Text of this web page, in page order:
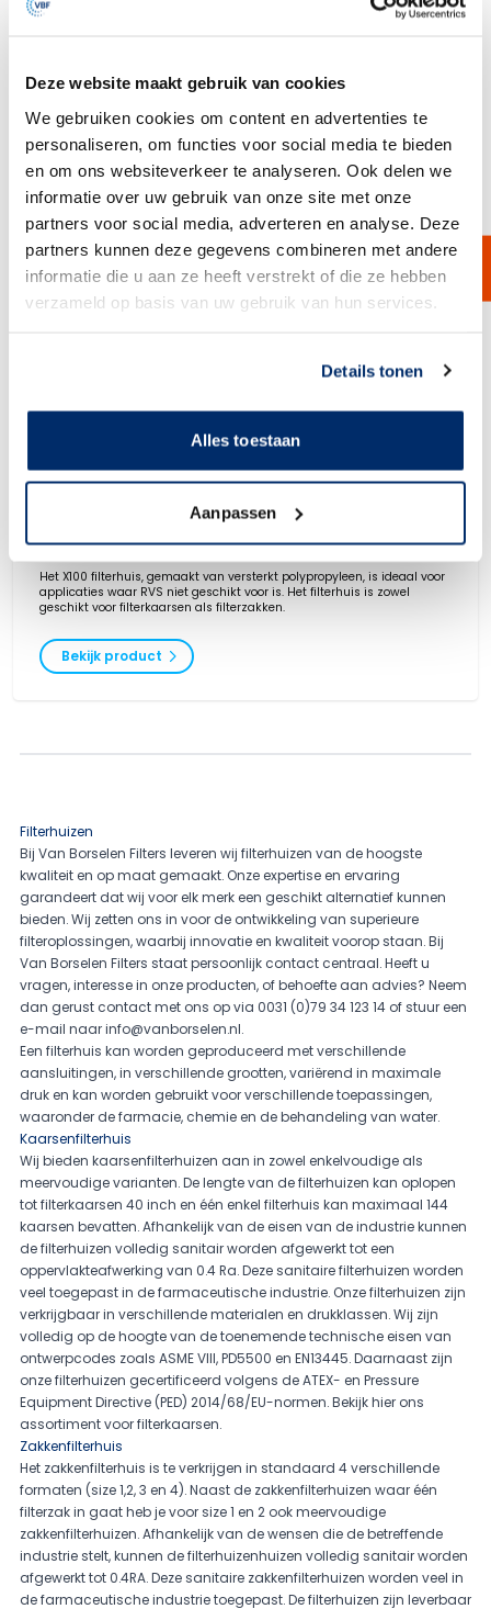
Deze website maakt gebruik van cookies
We gebruiken cookies om content en advertenties te
personaliseren, om functies voor social media te bieden
en om ons websiteverkeer te analyseren. Ook delen we
informatie over uw gebruik van onze site met onze
partners voor social media, adverteren en analyse. Deze
partners kunnen deze gegevens combineren met andere
informatie die u aan ze heeft verstrekt of die ze hebben
verzameld op basis van uw gebruik van hun services.
Details tonen
Alles toestaan
Aanpassen
X100 Filterhuis
Het X100 filterhuis, gemaakt van versterkt polypropyleen, is ideaal voor
applicaties waar RVS niet geschikt voor is. Het filterhuis is zowel
geschikt voor filterkaarsen als filterzakken.
Bekijk product
Filterhuizen
Bij Van Borselen Filters leveren wij filterhuizen van de hoogste
kwaliteit en op maat gemaakt. Onze expertise en ervaring
garandeert dat wij voor elk merk een geschikt alternatief kunnen
bieden. Wij zetten ons in voor de ontwikkeling van superieure
filteroplossingen, waarbij innovatie en kwaliteit voorop staan. Bij
Van Borselen Filters staat persoonlijk contact centraal. Heeft u
vragen, interesse in onze producten, of behoefte aan advies? Neem
dan gerust contact met ons op via 0031 (0)79 34 123 14 of stuur een
e-mail naarinfo@vanborselen.nl.
Een filterhuis kan worden geproduceerd met verschillende
aansluitingen, in verschillende grootten, variërend in maximale
druk en kan worden gebruikt voor verschillende toepassingen,
waaronder de farmacie, chemie en de behandeling van water.
Kaarsenfilterhuis
Wij bieden kaarsenfilterhuizen aan in zowel enkelvoudige als
meervoudige varianten. De lengte van de filterhuizen kan oplopen
tot filterkaarsen 40 inch en één enkel filterhuis kan maximaal 144
kaarsen bevatten. Afhankelijk van de eisen van de industrie kunnen
de filterhuizen volledig sanitair worden afgewerkt tot een
oppervlakteafwerking van 0.4 Ra. Deze sanitaire filterhuizen worden
veel toegepast in de farmaceutische industrie. Onze filterhuizen zijn
verkrijgbaar in verschillende materialen en drukklassen. Wij zijn
volledig op de hoogte van de toenemende technische eisen van
ontwerpcodes zoals ASME VIII, PD5500 en EN13445. Daarnaast zijn
onze filterhuizen gecertificeerd volgens de ATEX- en Pressure
Equipment Directive (PED) 2014/68/EU-normen. Bekijk hier ons
assortiment voorfilterkaarsen.
Zakkenfilterhuis
Het zakkenfilterhuis is te verkrijgen in standaard 4 verschillende
formaten (size 1,2, 3 en 4). Naast de zakkenfilterhuizen waar één
filterzak in gaat heb je voor size 1 en 2 ook meervoudige
zakkenfilterhuizen. Afhankelijk van de wensen die de betreffende
industrie stelt, kunnen de filterhuizenhuizen volledig sanitair worden
afgewerkt tot 0.4RA. Deze sanitaire zakkenfilterhuizen worden veel in
de farmaceutische industrie toegepast. De filterhuizen zijn leverbaar